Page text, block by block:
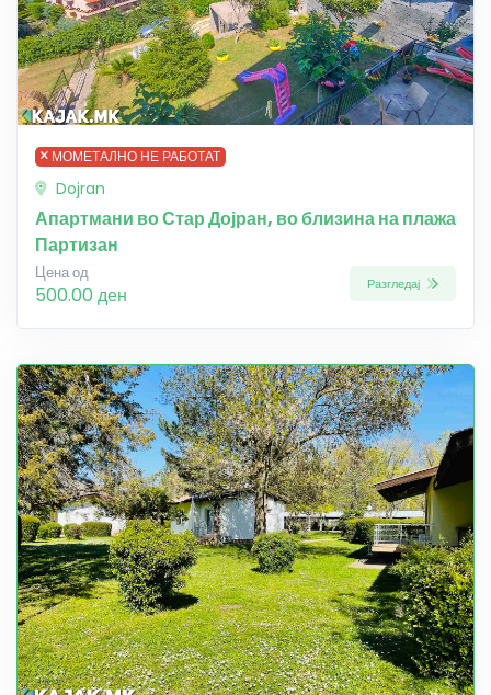
МОМЕТАЛНО НЕ РАБОТАТ
Dojran
Апартмани во Стар Дојран, во близина на плажа
Партизан
Цена од
500.00 ден Разгледај